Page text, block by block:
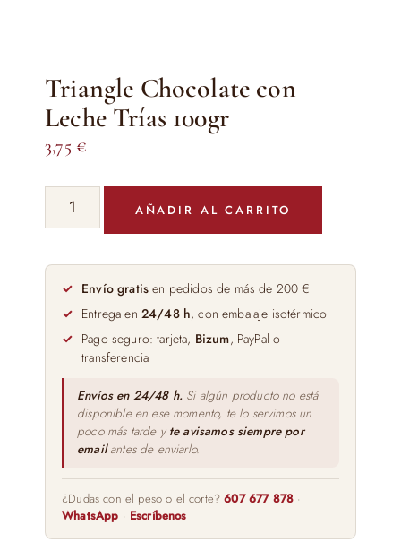
Triangle Chocolate con
Leche Trías 100gr
3,75 €
Triangle
Chocolate
Leche
Trías
100gr
cantidad
AÑADIR AL CARRITO
Envío gratis en pedidos de más de 200 €
Entrega en 24/48 h, con embalaje isotérmico
Pago seguro: tarjeta, Bizum, PayPal o
transferencia
Envíos en 24/48 h. Si algún producto no está
disponible en ese momento, te lo servimos un
poco más tarde y te avisamos siempre por
emailantes de enviarlo.
¿Dudas con el peso o el corte?607 677 878 ·
WhatsApp · Escríbenos